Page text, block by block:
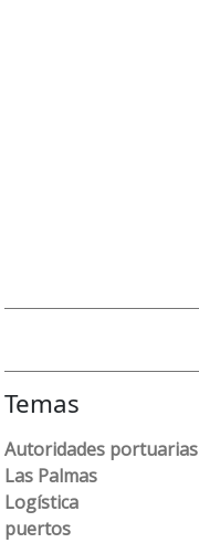
Temas
Autoridades portuarias
Las Palmas
Logística
puertos